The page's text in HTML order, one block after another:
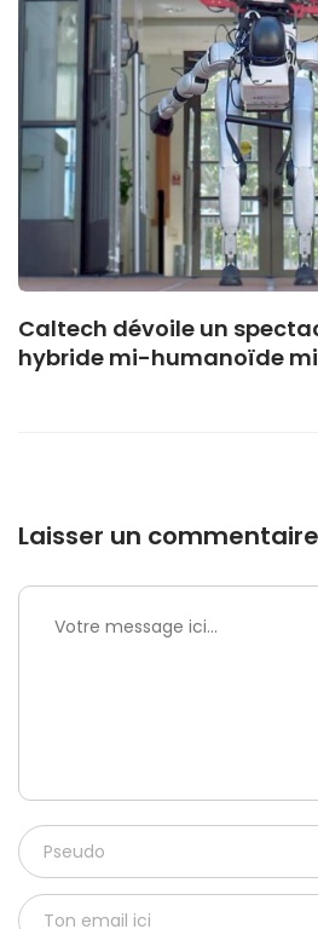
Caltech dévoile un
hybride mi-humanoïde
Laisser un commentaire